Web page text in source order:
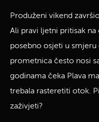
Produženi vikend
Ali pravi ljetni pritisak na
posebno osjeti u
prometnica često nosi
godinama čeka Plava
trebala rasteretiti otok.
zaživjeti?